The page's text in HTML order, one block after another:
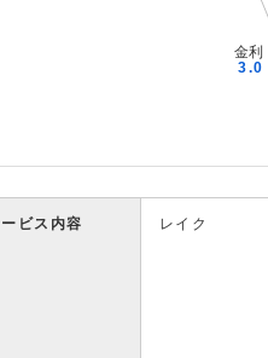
ビス内容 レイク